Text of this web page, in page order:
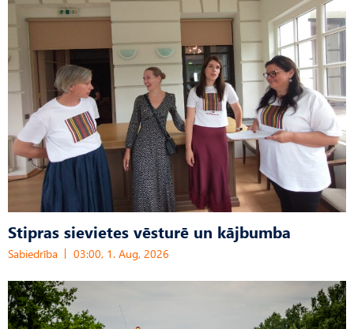
Stipras sievietes vēsturē un kājbumba
Sabiedrība 03:00, 1. Aug, 2026